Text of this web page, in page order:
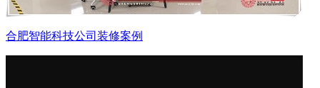
合肥智能科技公司装修案例